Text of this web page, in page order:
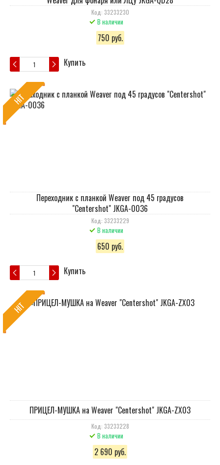
Код: 33233230
В наличии
750 руб.
Купить
HIT
Переходник с планкой Weaver под 45 градусов
"Centershot" JKGA-0036
Код: 33233229
В наличии
650 руб.
Купить
HIT
ПРИЦЕЛ-МУШКА на Weaver "Centershot" JKGA-ZX03
Код: 33233228
В наличии
2 690 руб.